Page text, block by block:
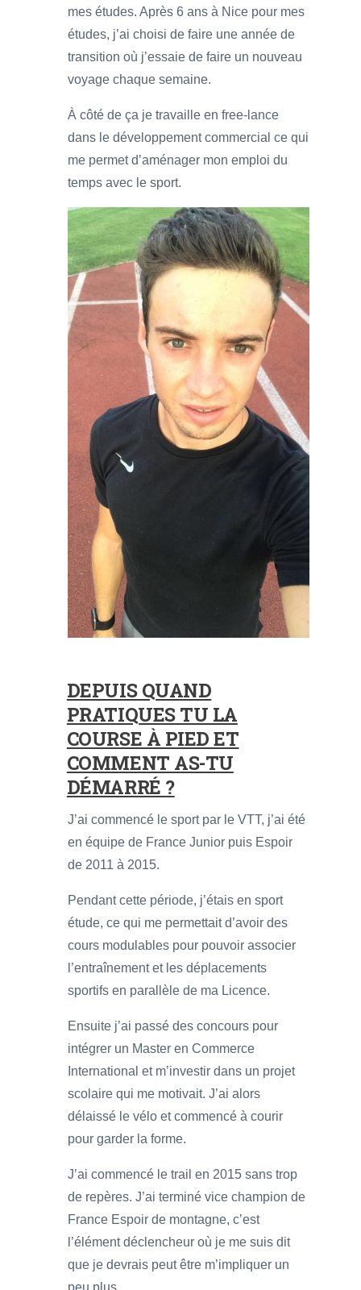
mes études. Après 6 ans à Nice pour mes
études, j’ai choisi de faire une année de
transition où j’essaie de faire un nouveau
voyage chaque semaine.
À côté de ça je travaille en free-lance
dans le développement commercial ce qui
me permet d’aménager mon emploi du
temps avec le sport.
DEPUIS QUAND
PRATIQUES TU LA
COURSE À PIED ET
COMMENT AS-TU
DÉMARRÉ ?
J’ai commencé le sport par le VTT, j’ai été
en équipe de France Junior puis Espoir
de 2011 à 2015.
Pendant cette période, j’étais en sport
étude, ce qui me permettait d’avoir des
cours modulables pour pouvoir associer
l’entraînement et les déplacements
sportifs en parallèle de ma Licence.
Ensuite j’ai passé des concours pour
intégrer un Master en Commerce
International et m’investir dans un projet
scolaire qui me motivait. J’ai alors
délaissé le vélo et commencé à courir
pour garder la forme.
J’ai commencé le trail en 2015 sans trop
de repères. J’ai terminé vice champion de
France Espoir de montagne, c’est
l’élément déclencheur où je me suis dit
que je devrais peut être m’impliquer un
peu plus.